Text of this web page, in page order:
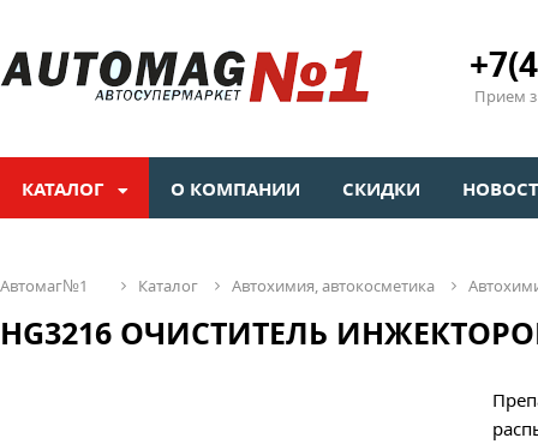
Прием
КАТАЛОГ О КОМПАНИИ СКИДКИ
автомаг№1 каталог автохимия, автокосметика
HG3216 ОЧИСТИТЕЛЬ